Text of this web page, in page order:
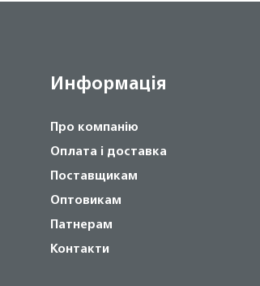
Информація
Про компанію
Оплата і доставка
Поставщикам
Оптовикам
Патнерам
Контакти